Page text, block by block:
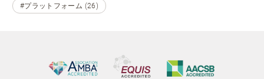
#プラットフォーム (26)